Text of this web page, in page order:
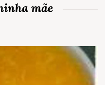
mãe